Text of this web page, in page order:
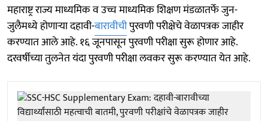
महाराष्ट्र राज्य माध्यमिक व उच्च माध्यमिक शिक्षण मंडळातर्फे जुन-
जुलैमध्ये होणाऱ्या दहावी-बारावीचीपुरवणी परीक्षेचे वेळापत्रक जाहीर
करण्यात आले आहे. १६ जूनपासून पुरवणी परीक्षा सुरू होणार आहे.
दरवर्षीच्या तुलनेत यंदा पुरवणी परीक्षा लवकर सुरू करण्यात येत आहे.